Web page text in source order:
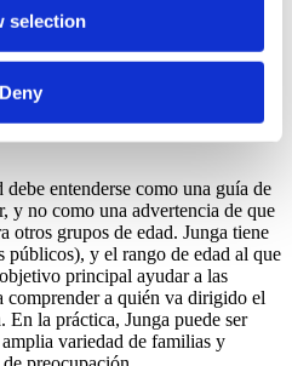
selection
Deny
relacionados con temas políticos,
apuestas, que provoquen miedo,
o que sigan tendencias.
Por
entenderse como una guía de
y no como una advertencia de que
otros grupos de edad. Junga tiene
y el rango de edad al que
principal ayudar a las
comprender a quién va dirigido el
En la práctica, Junga puede ser
variedad de familias y